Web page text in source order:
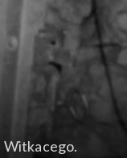
Witkacego.